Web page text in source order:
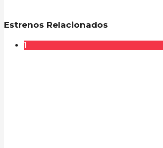
Estrenos Relacionados
1